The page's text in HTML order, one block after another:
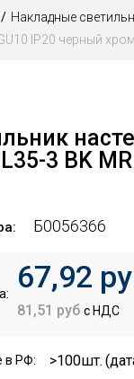
Накладные
IP20 черный хром
3 BK
Б0056366
67,92
81,51 руб с НДС
в РФ: >100шт.